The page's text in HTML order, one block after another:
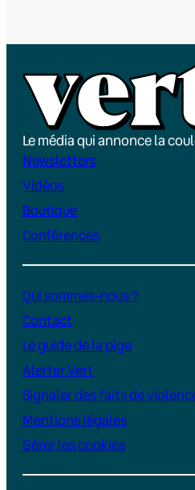
Le média qui annonce la
Newsletters
Vidéos
Boutique
Conférences
Qui sommes-nous ?
Contact
Le guide de la pige
Alerter Vert
Signaler des faits de
Mentions légales
Gérer les cookies